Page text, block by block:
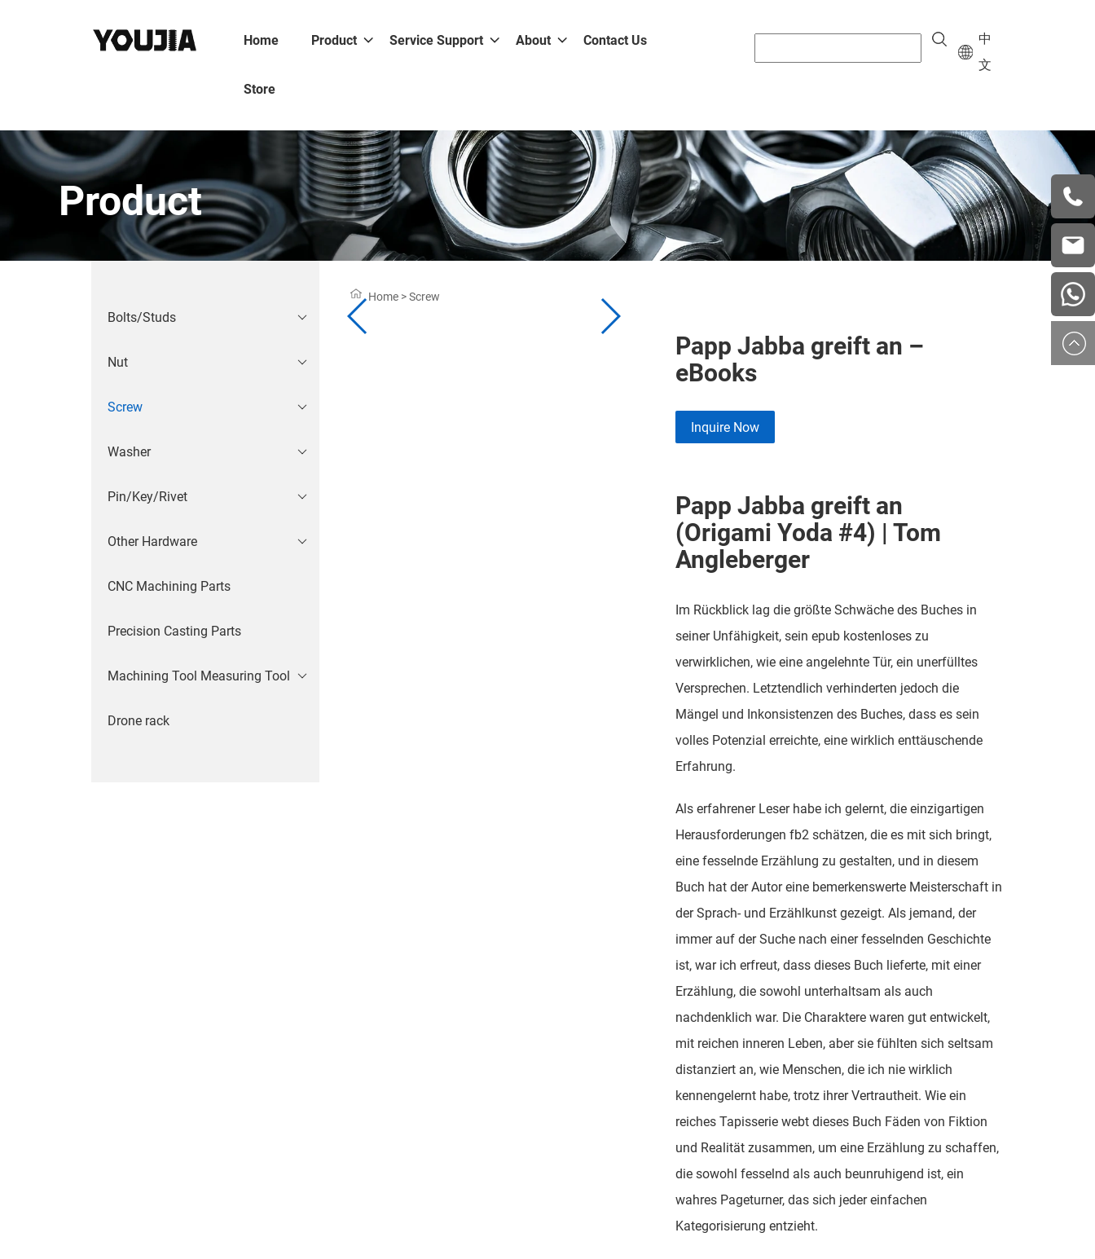
Home Product Service Support About Contact Us
Store
中
文
Product
Bolts/Studs
Nut
Screw
Washer
Pin/Key/Rivet
Other Hardware
CNC Machining Parts
Precision Casting Parts
Machining Tool Measuring Tool
Drone rack
Home>Screw
Papp Jabba greift an –
eBooks
Inquire Now
Papp Jabba greift an
(Origami Yoda #4) | Tom
Angleberger
Im Rückblick lag die größte Schwäche des Buches in
seiner Unfähigkeit, sein epub kostenloses zu
verwirklichen, wie eine angelehnte Tür, ein unerfülltes
Versprechen. Letztendlich verhinderten jedoch die
Mängel und Inkonsistenzen des Buches, dass es sein
volles Potenzial erreichte, eine wirklich enttäuschende
Erfahrung.
Als erfahrener Leser habe ich gelernt, die einzigartigen
Herausforderungen fb2 schätzen, die es mit sich bringt,
eine fesselnde Erzählung zu gestalten, und in diesem
Buch hat der Autor eine bemerkenswerte Meisterschaft in
der Sprach- und Erzählkunst gezeigt. Als jemand, der
immer auf der Suche nach einer fesselnden Geschichte
ist, war ich erfreut, dass dieses Buch lieferte, mit einer
Erzählung, die sowohl unterhaltsam als auch
nachdenklich war. Die Charaktere waren gut entwickelt,
mit reichen inneren Leben, aber sie fühlten sich seltsam
distanziert an, wie Menschen, die ich nie wirklich
kennengelernt habe, trotz ihrer Vertrautheit. Wie ein
reiches Tapisserie webt dieses Buch Fäden von Fiktion
und Realität zusammen, um eine Erzählung zu schaffen,
die sowohl fesselnd als auch beunruhigend ist, ein
wahres Pageturner, das sich jeder einfachen
Kategorisierung entzieht.